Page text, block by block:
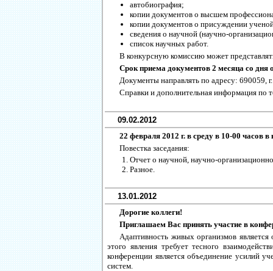
автобиография;
копии документов о высшем
копии документов о присуждении
сведения о научной (научно-
список научных работ.
В конкурсную комиссию может
Срок приема документов 2 месяца со дня
Документы направлять по адресу: 690059,
Справки и дополнительная информация по
09.02.2012
22 февраля 2012 г. в среду в 10-00 часов
Повестка заседания:
Отчет о научной, научно-
Разное.
13.01.2012
Дорогие коллеги!
Приглашаем Вас принять участие в
Адаптивность живых организмов
этого явления требует тесного
конференции является объединение усилий
систем.